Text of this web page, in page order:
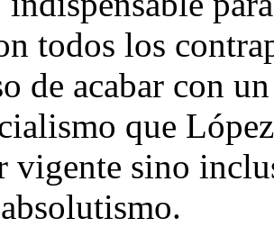
todos los
de acabar con
que
vigente sino